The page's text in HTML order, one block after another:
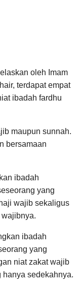
oleh Imam
terdapat empat
ibadah fardhu
maupun sunnah.
bersamaan
ibadah
yang
wajib sekaligus
ibadah
yang
niat zakat wajib
sedekahnya.